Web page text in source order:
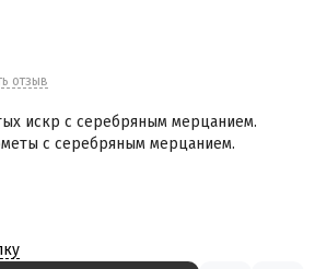
отзыв
искр с серебряным мерцанием.
с серебряным мерцанием.